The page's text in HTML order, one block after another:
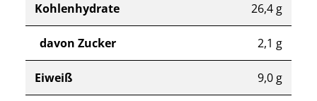
Kohlenhydrate 26,4 g
davon Zucker 2,1 g
Eiweiß 9,0 g